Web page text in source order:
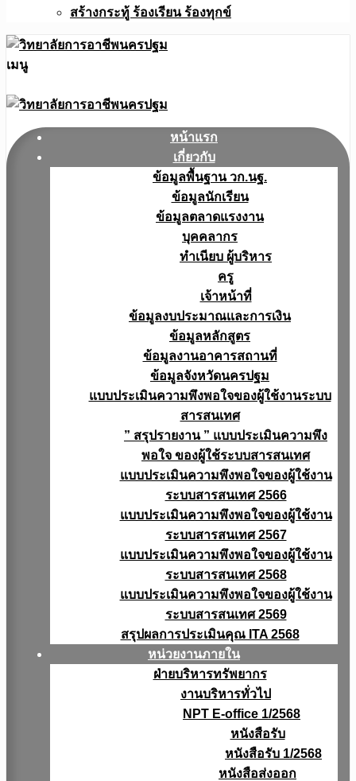
สร้างกระทู้ ร้องเรียน ร้องทุกข์
เมนู
หน้าแรก
เกี่ยวกับ
ข้อมูลพื้นฐาน วก.นฐ.
ข้อมูลนักเรียน
ข้อมูลตลาดแรงงาน
บุคคลากร
ทำเนียบ ผู้บริหาร
ครู
เจ้าหน้าที่
ข้อมูลงบประมาณเเละการเงิน
ข้อมูลหลักสูตร
ข้อมูลงานอาคารสถานที่
ข้อมูลจังหวัดนครปฐม
แบบประเมินความพึงพอใจของผู้ใช้งานระบบ
สารสนเทศ
” สรุปรายงาน ” แบบประเมินความพึง
พอใจ ของผู้ใช้ระบบสารสนเทศ
แบบประเมินความพึงพอใจของผู้ใช้งาน
ระบบสารสนเทศ 2566
แบบประเมินความพึงพอใจของผู้ใช้งาน
ระบบสารสนเทศ 2567
แบบประเมินความพึงพอใจของผู้ใช้งาน
ระบบสารสนเทศ 2568
แบบประเมินความพึงพอใจของผู้ใช้งาน
ระบบสารสนเทศ 2569
สรุปผลการประเมินคุณ ITA 2568
หน่วยงานภายใน
ฝ่ายบริหารทรัพยากร
งานบริหารทั่วไป
NPT E-office 1/2568
หนังสือรับ
หนังสือรับ 1/2568
หนังสือส่งออก